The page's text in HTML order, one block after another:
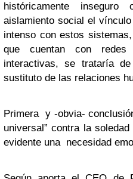
históricamente
aislamiento social el
intenso con estos
que cuentan con
interactivas, se trataría
sustituto de las relaciones
Primera y -obvia-
universal” contra la
evidente una necesidad